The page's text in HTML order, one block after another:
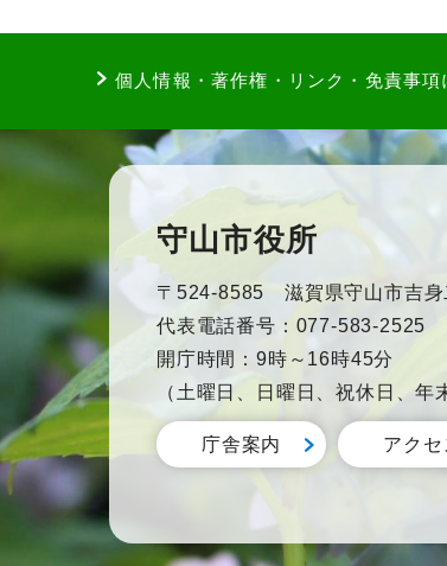
個人情報・著作権・リンク・免責事項
守山市役所
〒524-8585 滋賀県守山市吉身
代表電話番号：077-583-2525
開庁時間：9時～16時45分
（土曜日、日曜日、祝休日、年
庁舎案内 アクセ